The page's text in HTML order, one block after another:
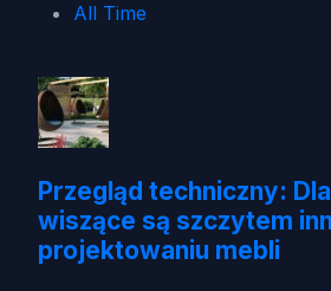
All Time
Przegląd techniczny:
wiszące są szczytem
projektowaniu mebli